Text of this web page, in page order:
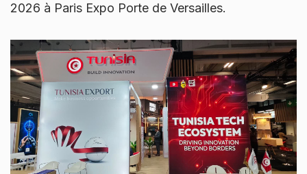
2026 à Paris Expo Porte de Versailles.